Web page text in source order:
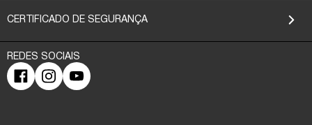
CERTIFICADO DE SEGURANÇA